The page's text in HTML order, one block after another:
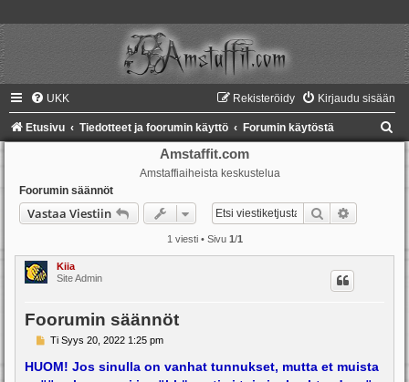
UKK Kirjaudu sisään
Rekisteröidy
Etusivu Tiedotteet ja foorumin käyttö Forumin käytöstä
Amstaffit.com
Amstaffiaiheista keskustelua
Foorumin säännöt
Vastaa Viestiin Etsi
1 viesti • Sivu 1/1
Kiia
Site Admin
Foorumin säännöt
V
e
Ti Syys 20, 2022 1:25 pm
HUOM! Jos sinulla on vanhat tunnukset, mutta et muista